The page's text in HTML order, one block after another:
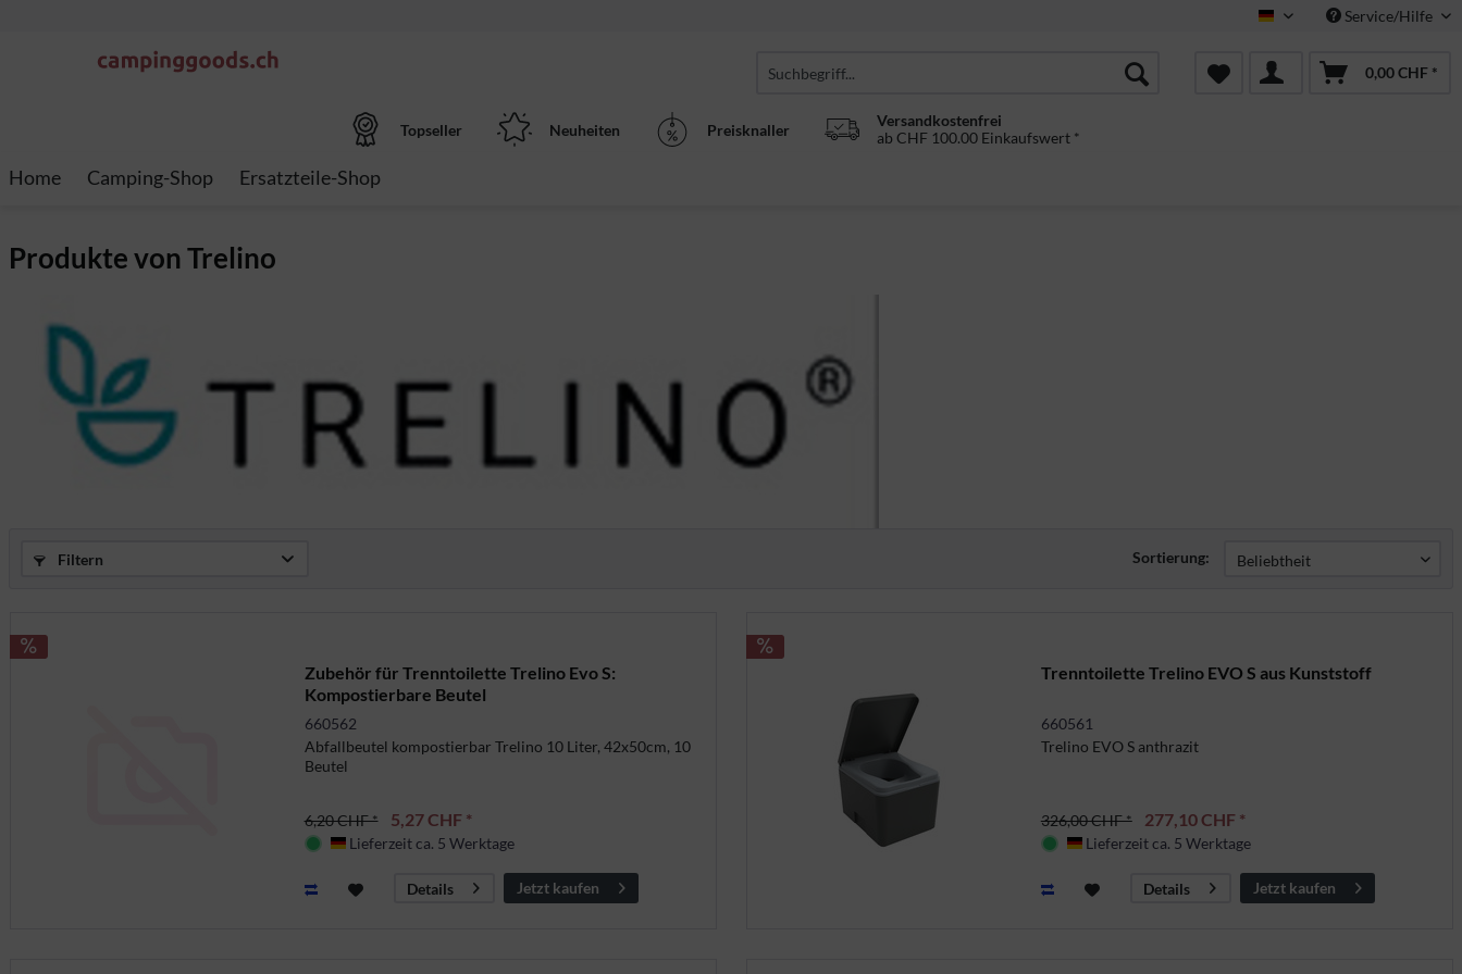
Deutsch Service/Hilfe
0,00 CHF *
Topseller Neuheiten Preisknaller
Versandkostenfrei
ab CHF 100.00 Einkaufswert *
Home Camping-Shop Ersatzteile-Shop
Produkte von Trelino
Filtern Sortierung:
Zubehör für Trenntoilette Trelino Evo S:
Kompostierbare Beutel
660562
Abfallbeutel kompostierbar Trelino 10 Liter, 42x50cm, 10
Beutel
6,20 CHF * 5,27 CHF *
Deutschland
Lieferzeit ca. 5 Werktage
Details Jetzt kaufen
Trenntoilette Trelino EVO S aus Kunststoff
660561
Trelino EVO S anthrazit
326,00 CHF * 277,10 CHF *
Deutschland
Lieferzeit ca. 5 Werktage
Details Jetzt kaufen